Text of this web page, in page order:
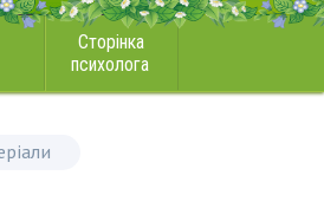
Сторінка
психолога